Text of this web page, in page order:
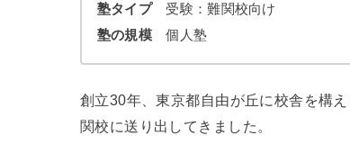
塾タイプ受験：難関校向け
塾の規模 個人塾
創立30年、東京都自由が丘に校舎を構
関校に送り出してきました。